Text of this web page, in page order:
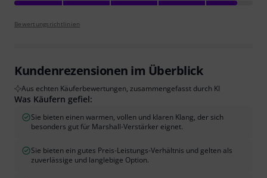
Bewertungsrichtlinien
Kundenrezensionen im Überblick
Aus echten Käuferbewertungen, zusammengefasst durch KI
Was Käufern gefiel:
Sie bieten einen warmen, vollen und klaren Klang, der sich
besonders gut für Marshall-Verstärker eignet.
Sie bieten ein gutes Preis-Leistungs-Verhältnis und gelten als
zuverlässige und langlebige Option.